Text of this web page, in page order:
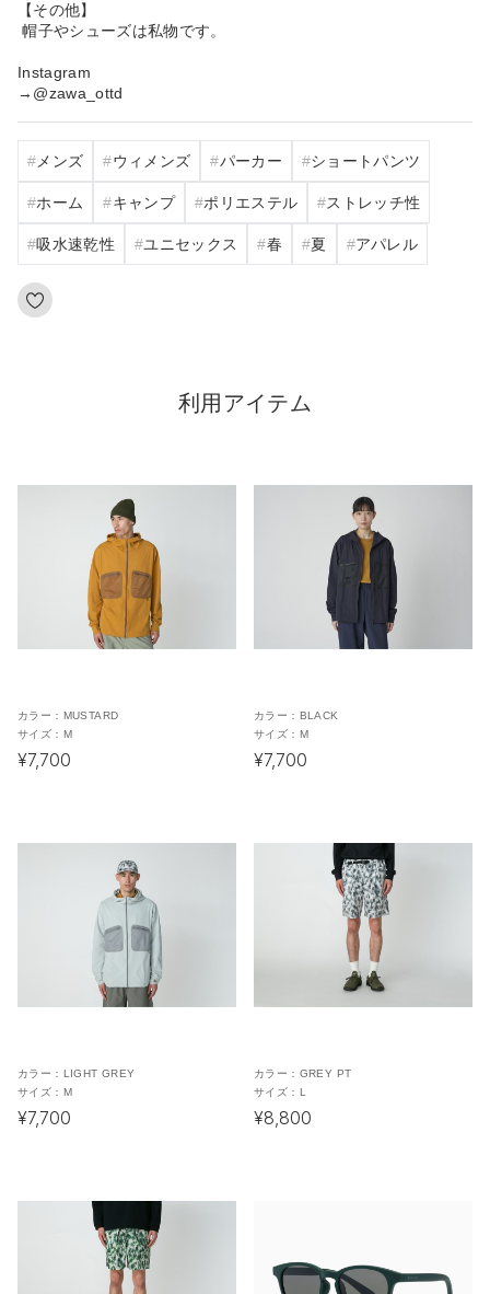
【その他】
帽子やシューズは私物です。
Instagram
→@zawa_ottd
メンズ ウィメンズ パーカー ショートパンツ
ホーム キャンプ ポリエステル ストレッチ性
吸水速乾性 ユニセックス 春 夏 アパレル
利用アイテム
カラー： MUSTARD
サイズ： M
¥7,700
カラー： BLACK
サイズ： M
¥7,700
カラー： LIGHT GREY
サイズ： M
¥7,700
カラー： GREY PT
サイズ： L
¥8,800